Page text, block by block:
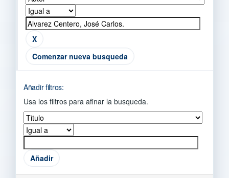
Comenzar nueva busqueda
Añadir filtros:
Usa los filtros para afinar la busqueda.